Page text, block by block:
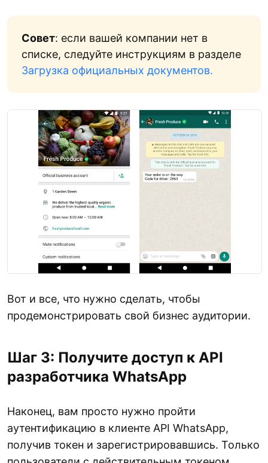
Совет: если вашей компании нет в
списке, следуйте инструкциям в разделе
Загрузка официальных документов.
Вот и все, что нужно сделать, чтобы
продемонстрировать свой бизнес аудитории.
Шаг 3: Получите доступ к API
разработчика WhatsApp
Наконец, вам просто нужно пройти
аутентификацию в клиенте API WhatsApp,
получив токен и зарегистрировавшись. Только